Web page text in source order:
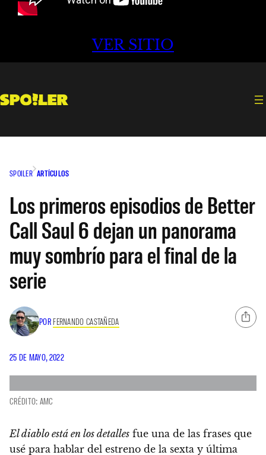
VER SITIO
SPOILER ARTÍCULOS
Los primeros episodios de Better
Call Saul 6 dejan un panorama
muy sombrío para el final de la
serie
POR FERNANDO CASTAÑEDA
25 DE MAYO, 2022
CRÉDITO: AMC
El diablo está en los detalles fue una de las frases que
usé para hablar del estreno de la sexta y última